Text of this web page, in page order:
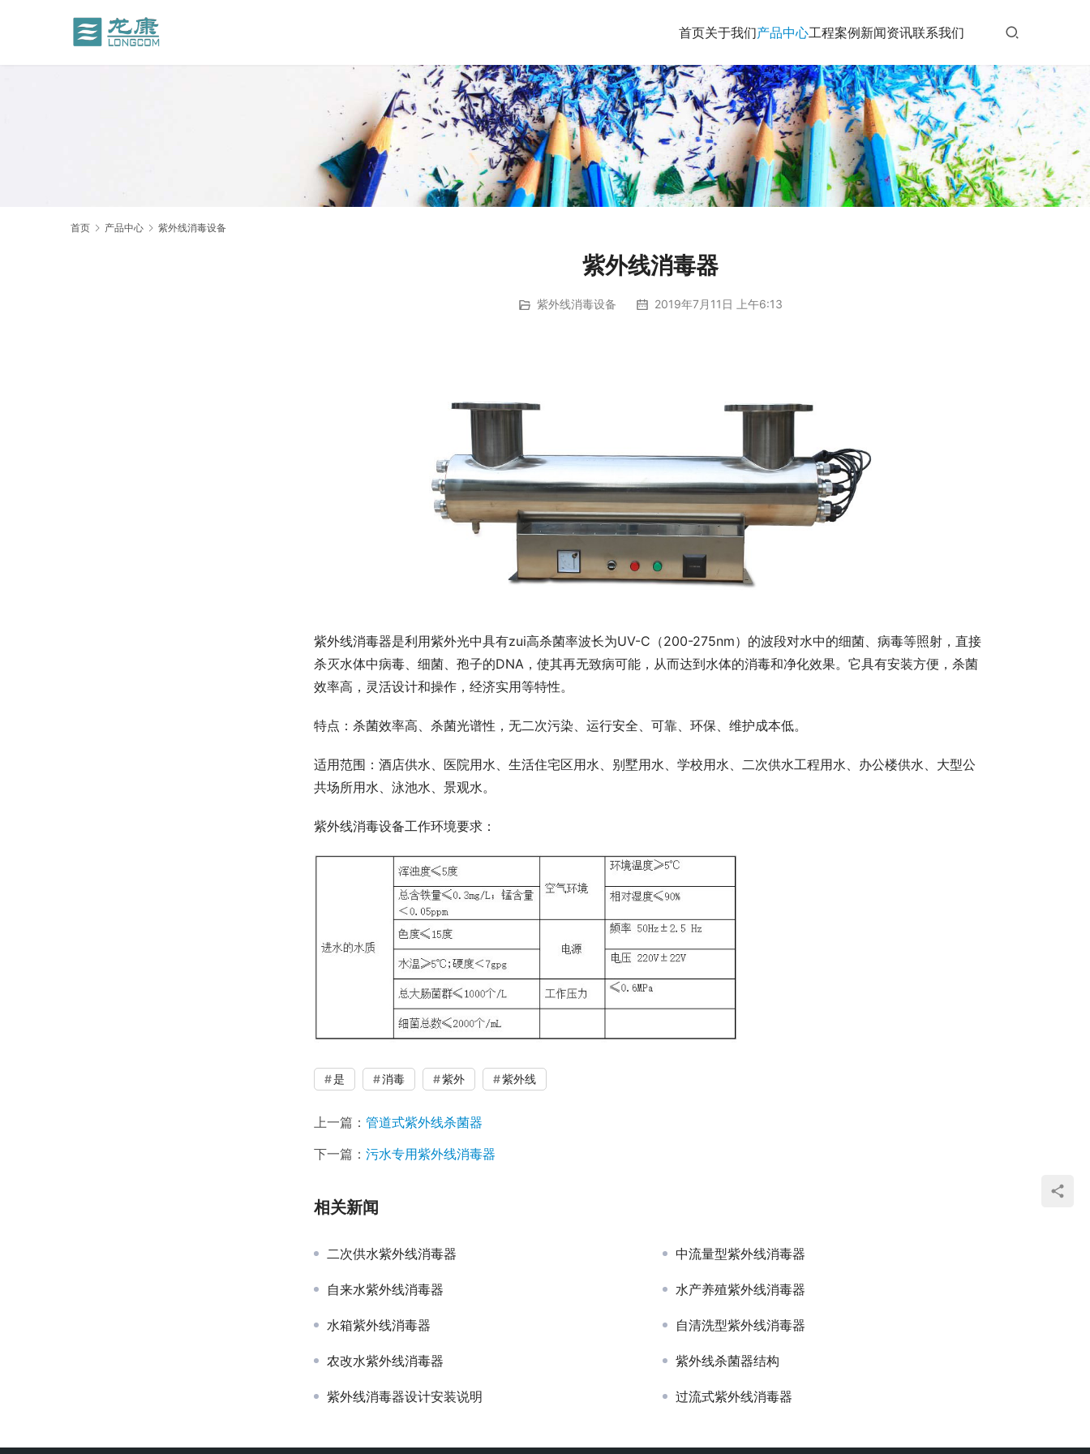
首页关于我们产品中心工程案例新闻资讯联系我们
首页 产品中心 紫外线消毒设备
紫外线消毒器
紫外线消毒设备 2019年7月11日 上午6:13
紫外线消毒器是利用紫外光中具有zui高杀菌率波长为UV-C（200-275nm）的波段对水中的细菌、病毒等照射，直接
杀灭水体中病毒、细菌、孢子的DNA，使其再无致病可能，从而达到水体的消毒和净化效果。它具有安装方便，杀菌
效率高，灵活设计和操作，经济实用等特性。
特点：杀菌效率高、杀菌光谱性，无二次污染、运行安全、可靠、环保、维护成本低。
适用范围：酒店供水、医院用水、生活住宅区用水、别墅用水、学校用水、二次供水工程用水、办公楼供水、大型公
共场所用水、泳池水、景观水。
紫外线消毒设备工作环境要求：
是 消毒 紫外 紫外线
上一篇： 管道式紫外线杀菌器
下一篇： 污水专用紫外线消毒器
相关新闻
二次供水紫外线消毒器 中流量型紫外线消毒器
自来水紫外线消毒器 水产养殖紫外线消毒器
水箱紫外线消毒器 自清洗型紫外线消毒器
农改水紫外线消毒器 紫外线杀菌器结构
紫外线消毒器设计安装说明 过流式紫外线消毒器